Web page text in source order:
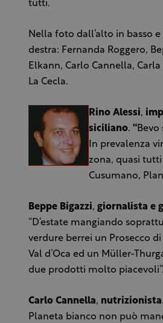
tutti.
Nella foto dall’alto in basso e
destra: Fernanda Roggero,
Elkann, Carlo Cannella,
La Cecla.
Rino Alessi,
siciliano. “Bevo
In prevalenza
zona, quasi
Cusumano,
Beppe Bigazzi, giornalista e
“D’estate mangiando
verdure berrei un Prosecco
Val d’Oca ed un Müller-
due prodotti molto piacevoli”.
Carlo Cannella, nutrizionista
Planeta bianco non può